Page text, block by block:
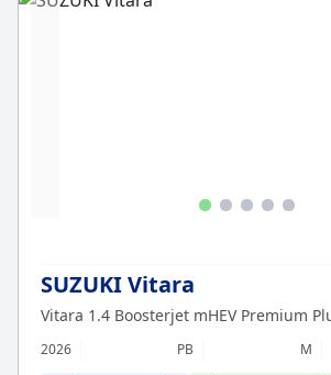
SUZUKI Vitara
Vitara 1.4 Boosterjet mHEV Premium
2026 PB M